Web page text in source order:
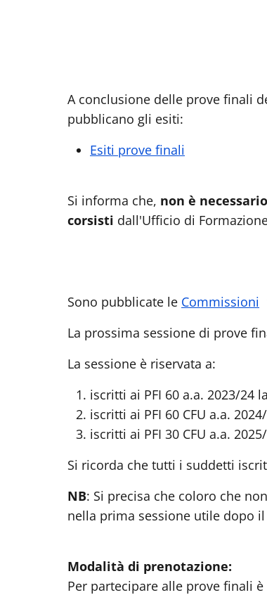
A conclusione delle prove finali
pubblicano gli esiti:
Esiti prove finali
Si informa che, non è
corsisti dall'Ufficio di
Sono pubblicate le Commissioni
La prossima sessione di prove
La sessione è riservata a:
iscritti ai PFI 60 a.a. 2023/24
iscritti ai PFI 60 CFU a.a.
iscritti ai PFI 30 CFU a.a.
Si ricorda che tutti i suddetti
NB: Si precisa che coloro che
nella prima sessione utile dopo
Modalità di prenotazione:
Per partecipare alle prove finali